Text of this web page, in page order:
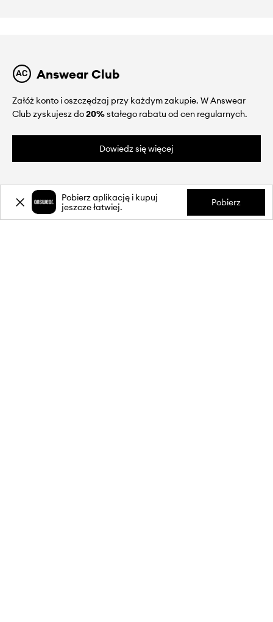
Answear Club
Załóż konto i oszczędzaj przy każdym zakupie. W Answear
Club zyskujesz do20%stałego rabatu od cen regularnych.
Dowiedz się więcej
Pobierz aplikację i kupuj
jeszcze łatwiej.
Pobierz